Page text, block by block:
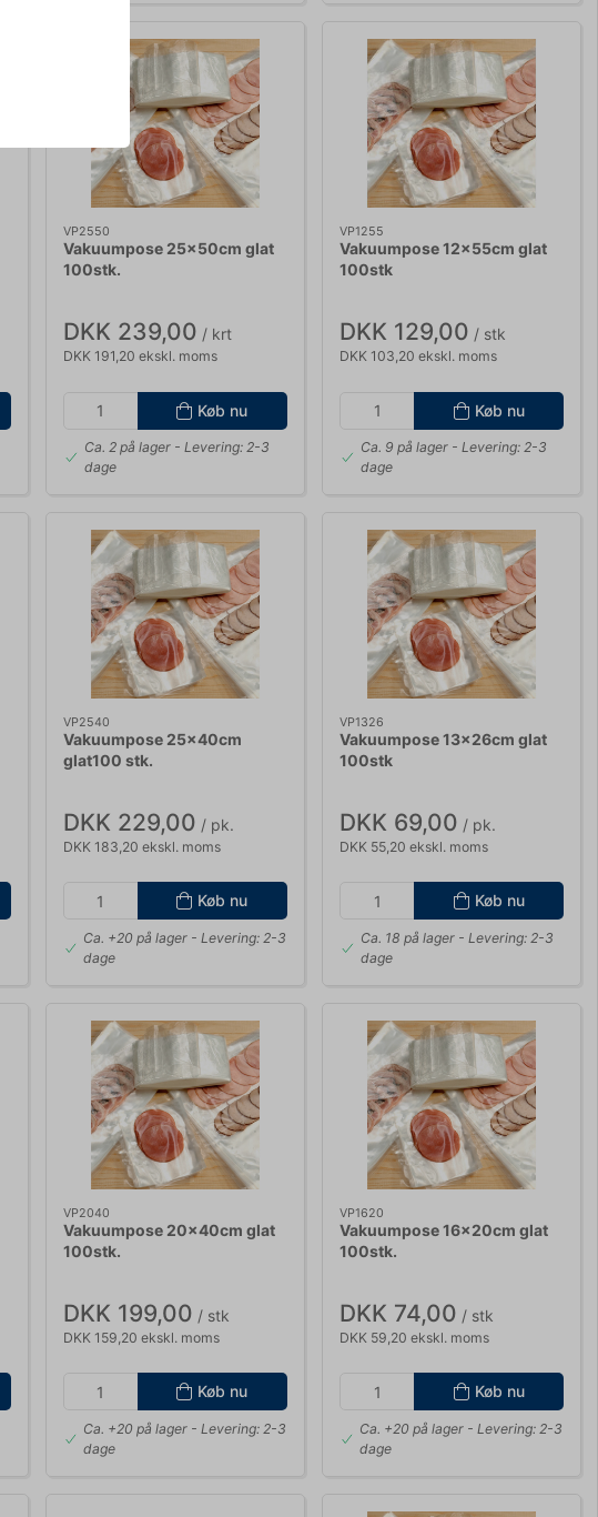
VP2550
Vakuumpose 25x50cm glat
100stk.
DKK 239,00 / krt
DKK 191,20 ekskl. moms
Køb nu
Ca. 2 på lager - Levering: 2-3
dage
VP1255
Vakuumpose 12x55cm glat
100stk
DKK 129,00 / stk
DKK 103,20 ekskl. moms
Køb nu
Ca. 9 på lager - Levering: 2-3
dage
VP2540
Vakuumpose 25x40cm
glat100 stk.
DKK 229,00 / pk.
DKK 183,20 ekskl. moms
Køb nu
Ca. +20 på lager - Levering: 2-3
dage
VP1326
Vakuumpose 13x26cm glat
100stk
DKK 69,00 / pk.
DKK 55,20 ekskl. moms
Køb nu
Ca. 18 på lager - Levering: 2-3
dage
VP2040
Vakuumpose 20x40cm glat
100stk.
DKK 199,00 / stk
DKK 159,20 ekskl. moms
Køb nu
Ca. +20 på lager - Levering: 2-3
dage
VP1620
Vakuumpose 16x20cm glat
100stk.
DKK 74,00 / stk
DKK 59,20 ekskl. moms
Køb nu
Ca. +20 på lager - Levering: 2-3
dage